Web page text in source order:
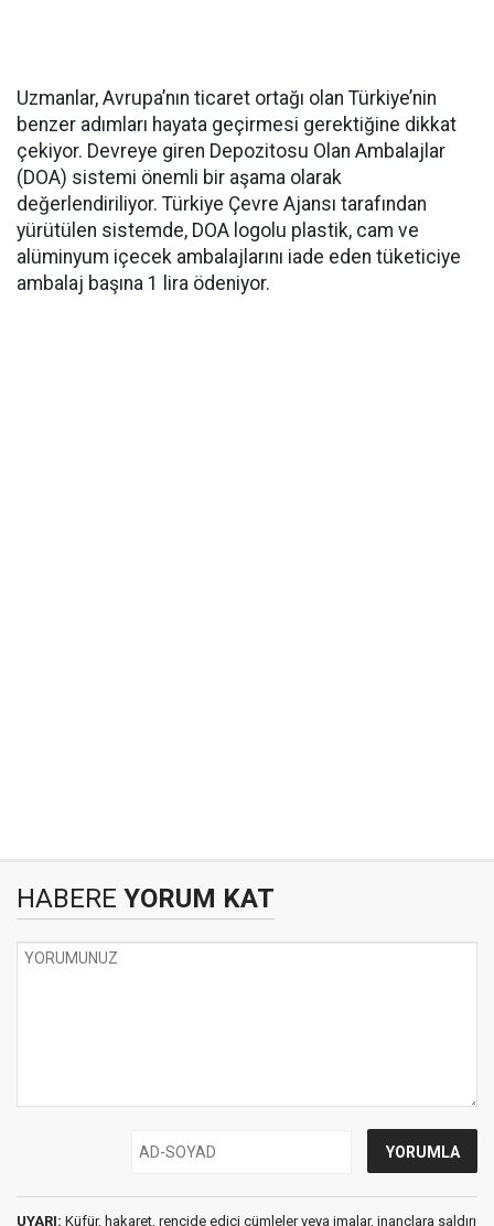
Uzmanlar, Avrupa’nın ticaret ortağı olan Türkiye’nin
benzer adımları hayata geçirmesi gerektiğine dikkat
çekiyor. Devreye giren Depozitosu Olan Ambalajlar
(DOA) sistemi önemli bir aşama olarak
değerlendiriliyor. Türkiye Çevre Ajansı tarafından
yürütülen sistemde, DOA logolu plastik, cam ve
alüminyum içecek ambalajlarını iade eden tüketiciye
ambalaj başına 1 lira ödeniyor.
HABERE YORUM KAT
UYARI: Küfür, hakaret, rencide edici cümleler veya imalar, inançlara saldırı